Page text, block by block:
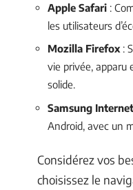
Apple Safari :
les utilisateurs
Mozilla Firefox :
vie privée, apparu
solide.
Samsung Internet
Android, avec un
Considérez vos
choisissez le